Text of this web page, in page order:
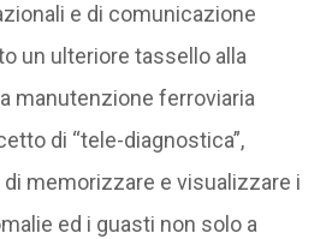
e di comunicazione
un ulteriore tassello alla
manutenzione ferroviaria
di “tele-diagnostica”,
memorizzare e visualizzare i
ed i guasti non solo a